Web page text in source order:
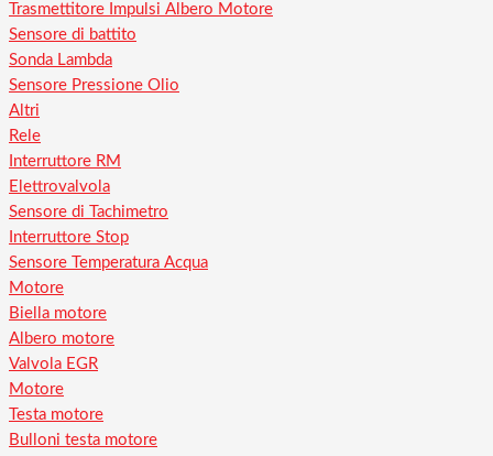
Trasmettitore Impulsi Albero Motore
Sensore di battito
Sonda Lambda
Sensore Pressione Olio
Altri
Rele
Interruttore RM
Elettrovalvola
Sensore di Tachimetro
Interruttore Stop
Sensore Temperatura Acqua
Motore
Biella motore
Albero motore
Valvola EGR
Motore
Testa motore
Bulloni testa motore